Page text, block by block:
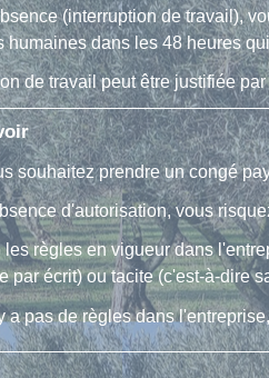
(interruption de travail),
humaines dans les 48 heures
de travail peut être justifiée
souhaitez prendre un congé
d'autorisation, vous
les règles en vigueur dans
par écrit) ou tacite (c'est-à-dire
a pas de règles dans